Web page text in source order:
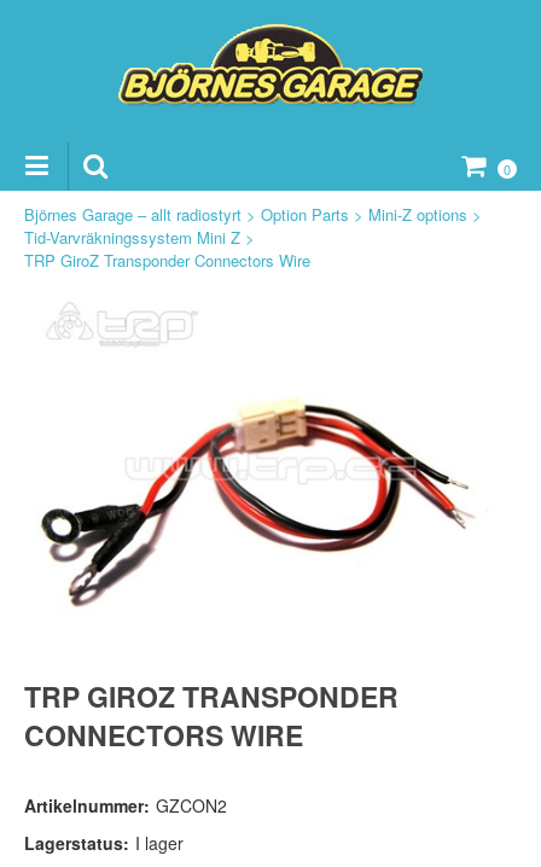
0
Björnes Garage – allt radiostyrt > Option Parts > Mini-Z options >
Tid-Varvräkningssystem Mini Z >
TRP GiroZ Transponder Connectors Wire
TRP GIROZ TRANSPONDER
CONNECTORS WIRE
Artikelnummer: GZCON2
Lagerstatus: I lager